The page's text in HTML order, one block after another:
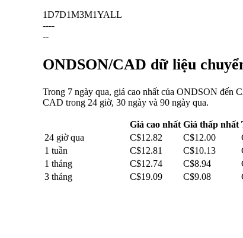
1D7D1M3M1YALL
----
--
ONDSON/CAD dữ liệu
Trong 7 ngày qua, giá cao nhất của ONDSON đến
CAD trong 24 giờ, 30 ngày và 90 ngày qua.
Giá cao nhất Giá thấp nhất
24 giờ qua
C$12.82 C$12.00
1 tuần
C$12.81 C$10.13
1 tháng
C$12.74 C$8.94
3 tháng
C$19.09 C$9.08